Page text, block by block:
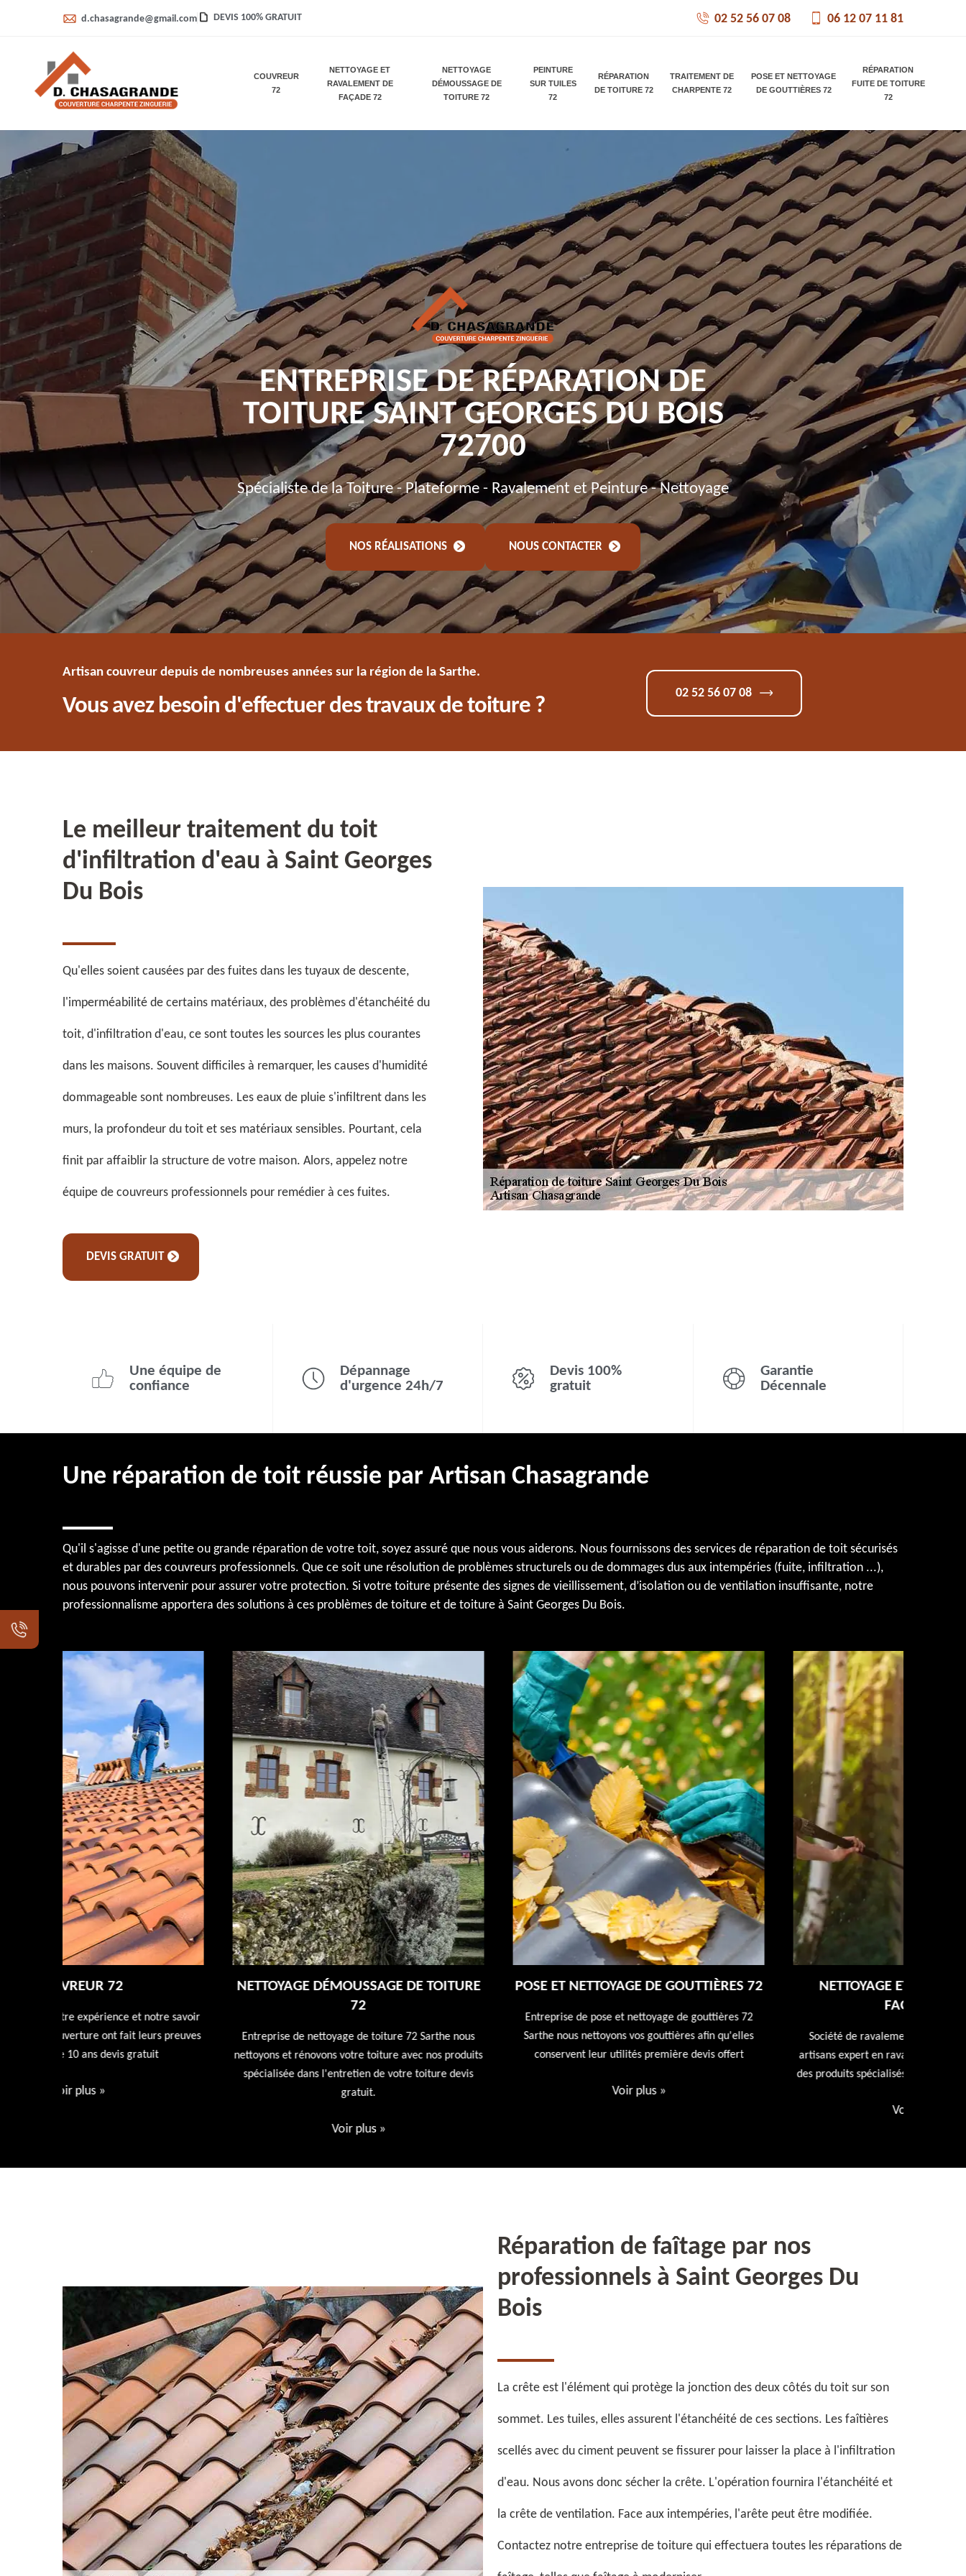
d.chasagrande@gmail.com DEVIS 100% GRATUIT 02 52 56 07 08 06 12 07 11 81
COUVREUR
72
NETTOYAGE ET
RAVALEMENT DE
FAÇADE 72
NETTOYAGE
DÉMOUSSAGE DE
TOITURE 72
PEINTURE
SUR TUILES
72
RÉPARATION
DE TOITURE 72
TRAITEMENT DE
CHARPENTE 72
POSE ET NETTOYAGE
DE GOUTTIÈRES 72
RÉPARATION
FUITE DE TOITURE
72
ENTREPRISE DE RÉPARATION DE
TOITURE SAINT GEORGES DU BOIS
72700
Spécialiste de la Toiture - Plateforme - Ravalement et Peinture - Nettoyage
NOS RÉALISATIONS NOUS CONTACTER
Artisan couvreur depuis de nombreuses années sur la région de la Sarthe.
Vous avez besoin d'effectuer des travaux de toiture ?
02 52 56 07 08
Le meilleur traitement du toit
d'infiltration d'eau à Saint Georges
Du Bois
Qu'elles soient causées par des fuites dans les tuyaux de descente,
l'imperméabilité de certains matériaux, des problèmes d'étanchéité du
toit, d'infiltration d'eau, ce sont toutes les sources les plus courantes
dans les maisons. Souvent difficiles à remarquer, les causes d'humidité
dommageable sont nombreuses. Les eaux de pluie s'infiltrent dans les
murs, la profondeur du toit et ses matériaux sensibles. Pourtant, cela
finit par affaiblir la structure de votre maison. Alors, appelez notre
équipe de couvreurs professionnels pour remédier à ces fuites.
DEVIS GRATUIT
Une équipe de
confiance
Dépannage
d'urgence 24h/7
Devis 100%
gratuit
Garantie
Décennale
Une réparation de toit réussie par Artisan Chasagrande
Qu'il s'agisse d'une petite ou grande réparation de votre toit, soyez assuré que nous vous aiderons. Nous fournissons des services de réparation de toit sécurisés
et durables par des couvreurs professionnels. Que ce soit une résolution de problèmes structurels ou de dommages dus aux intempéries (fuite, infiltration ...),
nous pouvons intervenir pour assurer votre protection. Si votre toiture présente des signes de vieillissement, d’isolation ou de ventilation insuffisante, notre
professionnalisme apportera des solutions à ces problèmes de toiture et de toiture à Saint Georges Du Bois.
NETTOYAGE DÉMOUSSAGE DE TOITURE
Entreprise de nettoyage de toiture 72 Sarthe nous
nettoyons et rénovons votre toiture avec nos produits
spécialisée dans l'entretien de votre toiture devis
POSE ET NETTOYAGE DE GOUTTIÈRES 72
Entreprise de pose et nettoyage de gouttières 72
Sarthe nous nettoyons vos gouttières afin qu'elles
conservent leur utilités première devis offert
NETTOYAGE ET RAVALEMENT DE
Société de ravalement de façade 72 Sarthe nos
artisans expert en ravalement de façade utiliseront
des produits spécialisés. Devis et déplacement offert
Réparation de faîtage par nos
professionnels à Saint Georges Du
Bois
La crête est l'élément qui protège la jonction des deux côtés du toit sur son
sommet. Les tuiles, elles assurent l'étanchéité de ces sections. Les faîtières
scellés avec du ciment peuvent se fissurer pour laisser la place à l'infiltration
d'eau. Nous avons donc sécher la crête. L'opération fournira l'étanchéité et
la crête de ventilation. Face aux intempéries, l'arête peut être modifiée.
Contactez notre entreprise de toiture qui effectuera toutes les réparations de